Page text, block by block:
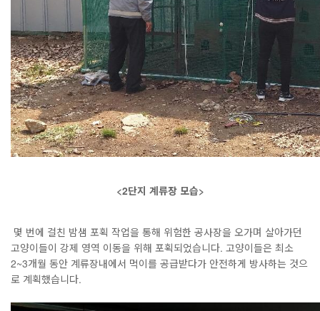
<2단지 계류장 모습>
몇 번에 걸친 밤샘 포획 작업을 통해 위험한 공사장을 오가며 살아가던
고양이들이 강제 영역 이동을 위해 포획되었습니다. 고양이들은 최소
2~3개월 동안 계류장내에서 먹이를 공급받다가 안전하게 방사하는 것으
로 계획했습니다.